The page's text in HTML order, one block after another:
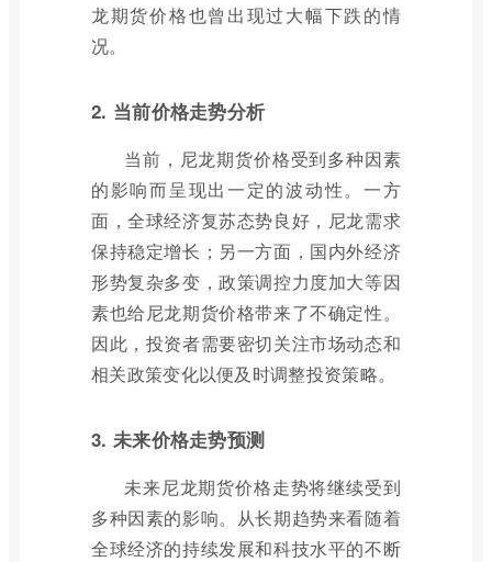
龙期货价格也曾出现过大幅下跌的情
况。
2. 当前价格走势分析
当前，尼龙期货价格受到多种因素
的影响而呈现出一定的波动性。一方
面，全球经济复苏态势良好，尼龙需求
保持稳定增长；另一方面，国内外经济
形势复杂多变，政策调控力度加大等因
素也给尼龙期货价格带来了不确定性。
因此，投资者需要密切关注市场动态和
相关政策变化以便及时调整投资策略。
3. 未来价格走势预测
未来尼龙期货价格走势将继续受到
多种因素的影响。从长期趋势来看随着
全球经济的持续发展和科技水平的不断